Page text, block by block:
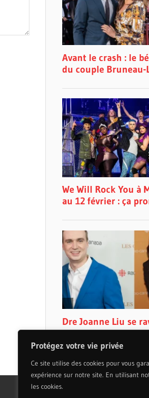
Protégez votre vie privée
Ce site utilise des cookies pour vous
expérience sur notre site. En utilisant
les cookies.